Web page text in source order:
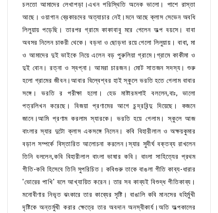
চলতো আমাদের লেখাপড়া।এখন পরিস্থিতি অনেক ভালো। পাশে রাস্তা
আছে। ওয়াগান ব্রেকারদের অত্যাচার নেই।মনে আছে ক্লাস সেভেন অবধি
লিলুয়ায় পড়েছি। তারপর গ্রামে কাকাবাবু মরে গেলেন অল্প বয়সে। বাবা
অবসর নিলেন চাকরী থেকে। বড়দা ও ছোড়দা রয়ে গেলো লিলুয়ায়। বাবা, মা
ও আমাদের দুই ভাইকে নিয়ে এলেন বড় পুরুলিয়া গ্রামে।গ্রামে কাকীমা ও
দুই বোন। রত্না ও স্বপ্না। আমরা চারজন। মোট সাতজন সদস্য। শুরু
হলো গ্রামের জীবন।আবার বিল্বেশ্বর হাই স্কুলে ভরতি হতে গেলাম বাবার
সঙ্গে। ভরতি র পরীক্ষা হলো। হেড মাষ্টারমশাই বললেন,বাঃ, ভালো
পত্রলিখন করেছে। বিজয়া প্রণামের আগে চন্দ্রবিন্দু দিয়েছে। কজনে
জানে।আমি প্রণাম করলাম স্যারকে। ভরতি হয়ে গেলাম। স্কুলে আজ
বাংলার স্যার দুটো ক্লাস একসঙ্গে নিলেন। কবি বিহারীলাল ও অক্ষয়কুমার
বড়াল সম্পর্কে বিস্তারিত আলোচনা করলেন।স্যার সুদীর্ঘ বক্তব্য রাখলেন
তিনি বললেন,কবি বিহারীলাল বাংলা ভাষার কবি। বাংলা সাহিত্যের প্রথম
গীতি-কবি হিসেবে তিনি সুপরিচিত। কবিগুরু তাকে বাঙলা গীতি কাব্য-ধারার
'ভোরের পাখি' বলে আখ্যায়িত করেন। তার সব কাব্যই বিশুদ্ধ গীতিকাব্য।
মনোবীণার নিভৃত ঝংকারে তার কাব্যের সৃষ্টি। বাঙালি কবি মানসের বহির্মুখী
দৃষ্টিকে অন্তর্মুখী করার ক্ষেত্রে তার অবদান অনস্বীকার্য।অতি অল্পকালের